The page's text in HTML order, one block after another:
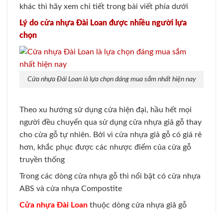
khác thì hãy xem chi tiết trong bài viết phía dưới
Lý do cửa nhựa Đài Loan được nhiều người lựa
chọn
Cửa nhựa Đài Loan là lựa chọn đáng mua sắm nhất hiện nay
Theo xu hướng sử dụng cửa hiện đại, hầu hết mọi
người đều chuyển qua sử dụng cửa nhựa giả gỗ thay
cho cửa gỗ tự nhiên. Bởi vì cửa nhựa giả gỗ có giá rẻ
hơn, khắc phục được các nhược điểm của cửa gỗ
truyền thống
Trong các dòng cửa nhựa gỗ thì nổi bật có cửa nhựa
ABS và cửa nhựa Compostite
Cửa nhựa Đài Loan thuộc dòng cửa nhựa giả gỗ